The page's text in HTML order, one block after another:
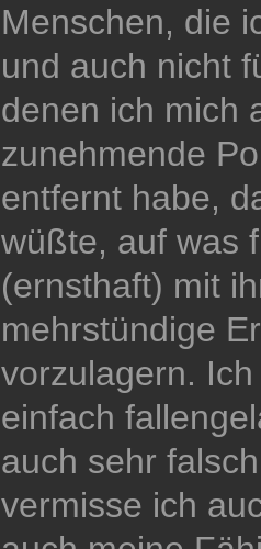
Menschen, die
und auch nicht
denen ich mich
zunehmende
entfernt habe,
wüßte, auf was
(ernsthaft) mit
mehrstündige
vorzulagern.
einfach
auch sehr
vermisse ich